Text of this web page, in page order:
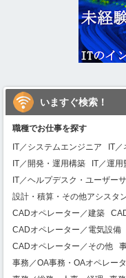
いますぐ検索！
職種でお仕事を探す
IT／システムエンジニア
IT
IT／開発・運用構築
IT／運用
IT／ヘルプデスク・ユーザー
設計・積算・その他アシスタ
CADオペレーター／建築
CADオペレーター／電気設備
CADオペレーター／その他
事務／OA事務・OAオペレー